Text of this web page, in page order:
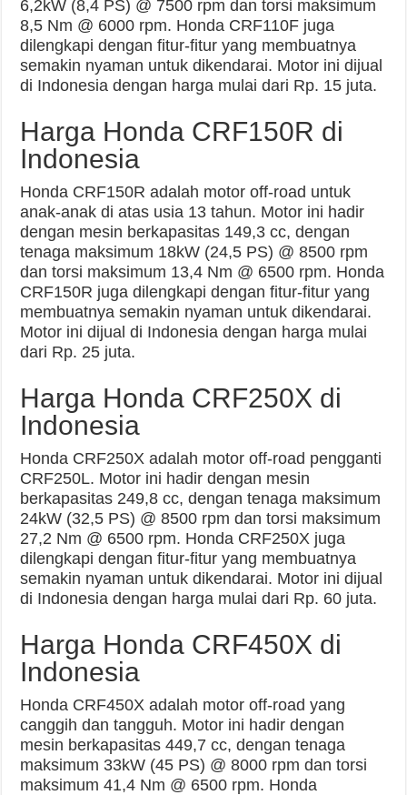
6,2kW (8,4 PS) @ 7500 rpm dan torsi maksimum
8,5 Nm @ 6000 rpm. Honda CRF110F juga
dilengkapi dengan fitur-fitur yang membuatnya
semakin nyaman untuk dikendarai. Motor ini dijual
di Indonesia dengan harga mulai dari Rp. 15 juta.
Harga Honda CRF150R di
Indonesia
Honda CRF150R adalah motor off-road untuk
anak-anak di atas usia 13 tahun. Motor ini hadir
dengan mesin berkapasitas 149,3 cc, dengan
tenaga maksimum 18kW (24,5 PS) @ 8500 rpm
dan torsi maksimum 13,4 Nm @ 6500 rpm. Honda
CRF150R juga dilengkapi dengan fitur-fitur yang
membuatnya semakin nyaman untuk dikendarai.
Motor ini dijual di Indonesia dengan harga mulai
dari Rp. 25 juta.
Harga Honda CRF250X di
Indonesia
Honda CRF250X adalah motor off-road pengganti
CRF250L. Motor ini hadir dengan mesin
berkapasitas 249,8 cc, dengan tenaga maksimum
24kW (32,5 PS) @ 8500 rpm dan torsi maksimum
27,2 Nm @ 6500 rpm. Honda CRF250X juga
dilengkapi dengan fitur-fitur yang membuatnya
semakin nyaman untuk dikendarai. Motor ini dijual
di Indonesia dengan harga mulai dari Rp. 60 juta.
Harga Honda CRF450X di
Indonesia
Honda CRF450X adalah motor off-road yang
canggih dan tangguh. Motor ini hadir dengan
mesin berkapasitas 449,7 cc, dengan tenaga
maksimum 33kW (45 PS) @ 8000 rpm dan torsi
maksimum 41,4 Nm @ 6500 rpm. Honda